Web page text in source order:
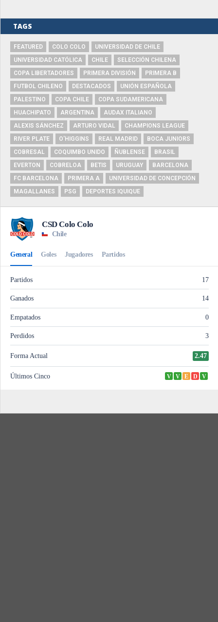
TAGS
FEATURED COLO COLO
UNIVERSIDAD DE CHILE
UNIVERSIDAD CATÓLICA
CHILE
SELECCIÓN CHILENA
COPA LIBERTADORES
PRIMERA DIVISIÓN
PRIMERA B
FUTBOL CHILENO
DESTACADOS
UNIÓN ESPAÑOLA
PALESTINO
COPA CHILE
COPA SUDAMERICANA
HUACHIPATO
ARGENTINA
AUDAX ITALIANO
ALEXIS SÁNCHEZ
ARTURO VIDAL
CHAMPIONS LEAGUE
RIVER PLATE
O'HIGGINS REAL MADRID
BOCA JUNIORS
COBRESAL
COQUIMBO UNIDO ÑUBLENSE
BRASIL
EVERTON
COBRELOA BETIS URUGUAY
BARCELONA
FC BARCELONA
PRIMERA A
UNIVERSIDAD DE CONCEPCIÓN
MAGALLANES
PSG DEPORTES IQUIQUE